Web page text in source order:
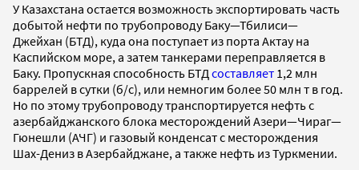
У Казахстана остается возможность экспортировать часть
добытой нефти по трубопроводу Баку—Тбилиси—
Джейхан (БТД), куда она поступает из порта Актау на
Каспийском море, а затем танкерами переправляется в
Баку. Пропускная способность БТДсоставляет 1,2 млн
баррелей в сутки (б/с), или немногим более 50 млн т в год.
Но по этому трубопроводу транспортируется нефть с
азербайджанского блока месторождений Азери—Чираг—
Гюнешли (АЧГ) и газовый конденсат с месторождения
Шах-Дениз в Азербайджане, а также нефть из Туркмении.